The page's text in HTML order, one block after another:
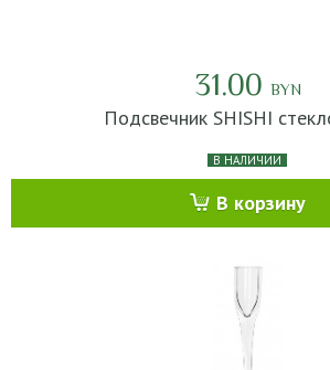
31.00 BYN
Подсвечник SHISHI
В НАЛИЧИИ
В корзину